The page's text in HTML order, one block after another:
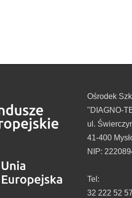
Ośrodek
"DIAGNO-
ul.
41-400
NIP:
Tel:
32 222 52